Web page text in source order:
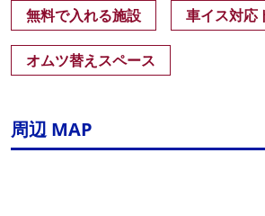
無料で入れる施設 車イス対応
オムツ替えスペース
周辺 MAP